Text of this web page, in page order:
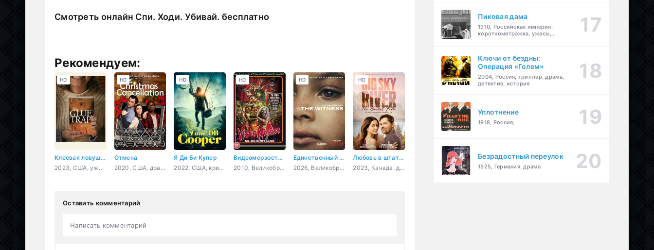
Смотреть онлайн Спи. Ходи. Убивай. бесплатно
Рекомендуем:
Клеевая ловушка
2023, США, ужасы, комедия
HD
Отмена
2020, США, драма
HD
Я Ди Би Купер
2022, США, криминал
HD
Видеомерзости: Моральная паника, цензура и видеозапись
2010, Великобритания, документальный
HD
Единственный свидетель
2026, Великобритания, США, драма, криминал
HD
Любовь в штате бескрайнего неба: свадебный путь
2023, Канада, драма, мелодрама
HD
Оставить комментарий
Написать комментарий
Пиковая дама
1910, Российская империя,
короткометражка, ужасы,
Ключи от бездны:
Операция «Голем»
2004, Россия, триллер, драма,
детектив, история
Уплотнение
1918, Россия,
Безрадостный переулок
1925, Германия, драма